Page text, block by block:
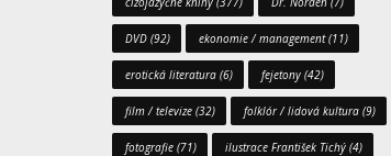
DVD (92) ekonomie / management(11)
erotická literatura (6) fejetony (42)
film / televize (32) folklór / lidová kultura (9)
fotografie (71) ilustrace František Tichý (4)